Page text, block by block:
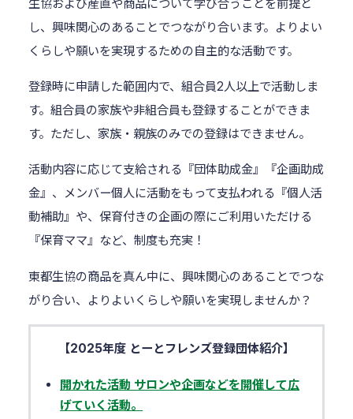
生協および産直や商品について学び合うことを前提と
し、興味関心のあることでつながり合います。よりよい
くらしや願いを実現するための自主的な活動です。
登録時に申請した範囲内で、組合員2人以上で活動しま
す。組合員の家族や非組合員も登録することができま
す。ただし、家族・親族のみでの登録はできません。
活動内容に応じて支給される『団体助成金』『企画助成
金』、メンバー個人に活動をもって支払われる『個人活
動補助』や、保育付きの企画の際にご利用いただける
『保育ママ』など、制度も充実！
東都生協の商品を真ん中に、興味関心のあることでつな
がり合い、よりよいくらしや願いを実現しませんか？
【2025年度 とーとフレンズ登録団体紹介】
開かれた活動 サロンや企画などを開催して広
げていく活動。